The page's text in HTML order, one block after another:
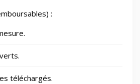
:
téléchargés.